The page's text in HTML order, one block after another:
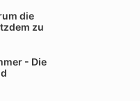
die
zu
- Die